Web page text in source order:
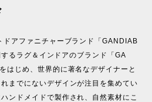
ドアファニチャーブランド「GANDIAB
るラグ＆インドアのブランド「GA
はじめ、世界的に著名なデザイナーと
までにないデザインが注目を集めてい
ンドメイドで製作され、自然素材にこ